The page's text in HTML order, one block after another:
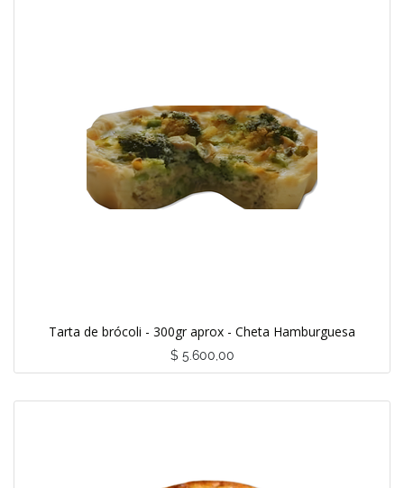
Tarta de brócoli - 300gr aprox - Cheta Hamburguesa
$ 5.600,00